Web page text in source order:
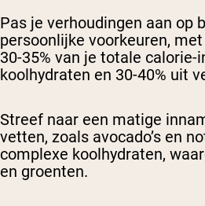
Pas je verhoudingen aan op
persoonlijke voorkeuren,
30-35% van je totale calorie-
koolhydraten en 30-40% uit
Streef naar een matige
vetten, zoals avocado’s en
complexe koolhydraten,
en groenten.